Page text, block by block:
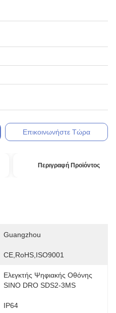
Επικοινωνήστε Τώρα
Περιγραφή Προϊόντος
Guangzhou
CE,RoHS,ISO9001
Ελεγκτής Ψηφιακής Οθόνης
SINO DRO SDS2-3MS
IP64